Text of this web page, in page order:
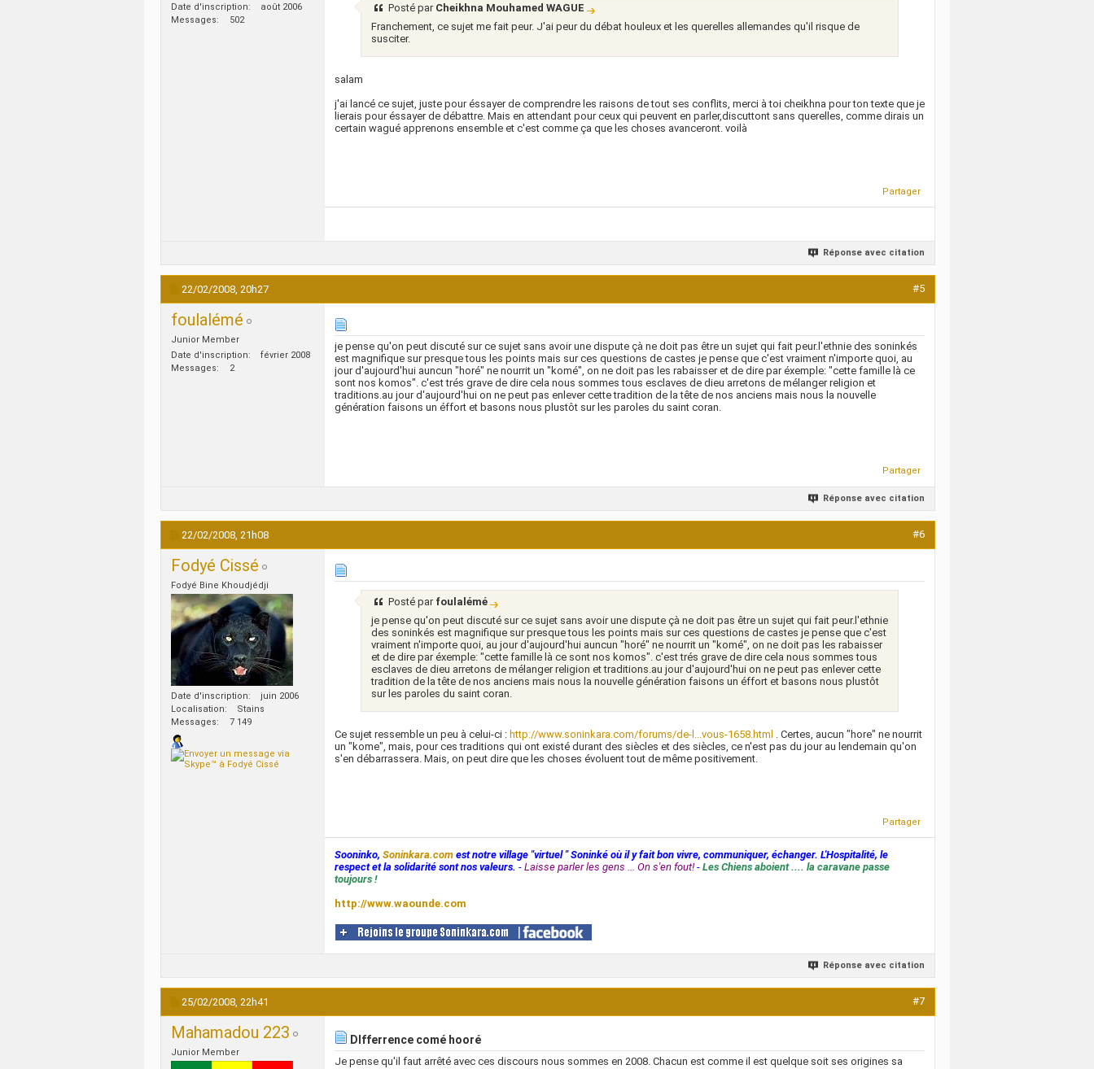
Date d'inscription
août 2006
Messages
502
Posté par Cheikhna Mouhamed WAGUE
Franchement, ce sujet me fait peur. J'ai peur du débat houleux et les querelles allemandes qu'il risque de
susciter.
salam
j'ai lancé ce sujet, juste pour éssayer de comprendre les raisons de tout ses conflits, merci à toi cheikhna pour ton texte que je
lierais pour éssayer de débattre. Mais en attendant pour ceux qui peuvent en parler,discuttont sans querelles, comme dirais un
certain wagué apprenons ensemble et c'est comme ça que les choses avanceront. voilà
Partager
Réponse avec citation
22/02/2008, 20h27 #5
foulalémé
Junior Member
Date d'inscription
février 2008
Messages
2
je pense qu'on peut discuté sur ce sujet sans avoir une dispute çà ne doit pas être un sujet qui fait peur.l'ethnie des soninkés
est magnifique sur presque tous les points mais sur ces questions de castes je pense que c'est vraiment n'importe quoi, au
jour d'aujourd'hui auncun "horé" ne nourrit un "komé", on ne doit pas les rabaisser et de dire par éxemple: "cette famille là ce
sont nos komos". c'est trés grave de dire cela nous sommes tous esclaves de dieu arretons de mélanger religion et
traditions.au jour d'aujourd'hui on ne peut pas enlever cette tradition de la tête de nos anciens mais nous la nouvelle
génération faisons un éffort et basons nous plustôt sur les paroles du saint coran.
Partager
Réponse avec citation
22/02/2008, 21h08 #6
Fodyé Cissé
Fodyé Bine Khoudjédji
Date d'inscription
juin 2006
Localisation
Stains
Messages
7 149
Posté par foulalémé
je pense qu'on peut discuté sur ce sujet sans avoir une dispute çà ne doit pas être un sujet qui fait peur.l'ethnie
des soninkés est magnifique sur presque tous les points mais sur ces questions de castes je pense que c'est
vraiment n'importe quoi, au jour d'aujourd'hui auncun "horé" ne nourrit un "komé", on ne doit pas les rabaisser
et de dire par éxemple: "cette famille là ce sont nos komos". c'est trés grave de dire cela nous sommes tous
esclaves de dieu arretons de mélanger religion et traditions.au jour d'aujourd'hui on ne peut pas enlever cette
tradition de la tête de nos anciens mais nous la nouvelle génération faisons un éffort et basons nous plustôt
sur les paroles du saint coran.
Ce sujet ressemble un peu à celui-ci : http://www.soninkara.com/forums/de-l...vous-1658.html . Certes, aucun "hore" ne nourrit
un "kome", mais, pour ces traditions qui ont existé durant des siècles et des siècles, ce n'est pas du jour au lendemain qu'on
s'en débarrassera. Mais, on peut dire que les choses évoluent tout de même positivement.
Partager
Sooninko, Soninkara.com est notre village "virtuel " Soninké où il y fait bon vivre, communiquer, échanger. L'Hospitalité, le
respect et la solidarité sont nos valeurs. - Laisse parler les gens ... On s'en fout! - Les Chiens aboient .... la caravane passe
toujours !
http://www.waounde.com
Réponse avec citation
25/02/2008, 22h41 #7
Mahamadou 223
Junior Member
DIfferrence comé hooré
Je pense qu'il faut arrêté avec ces discours nous sommes en 2008. Chacun est comme il est quelque soit ses origines sa